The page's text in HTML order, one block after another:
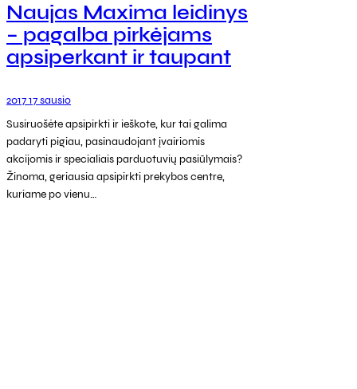
Naujas Maxima leidinys
– pagalba pirkėjams
apsiperkant ir taupant
2017 17 sausio
Susiruošėte apsipirkti ir ieškote, kur tai galima
padaryti pigiau, pasinaudojant įvairiomis
akcijomis ir specialiais parduotuvių pasiūlymais?
Žinoma, geriausia apsipirkti prekybos centre,
kuriame po vienu…